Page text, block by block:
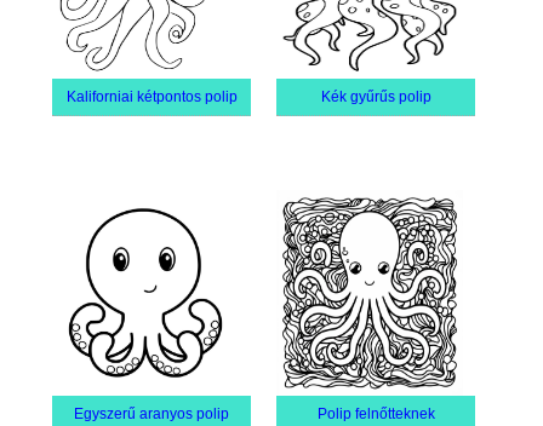
Kaliforniai kétpontos polip Kék gyűrűs polip
Egyszerű aranyos polip Polip felnőtteknek